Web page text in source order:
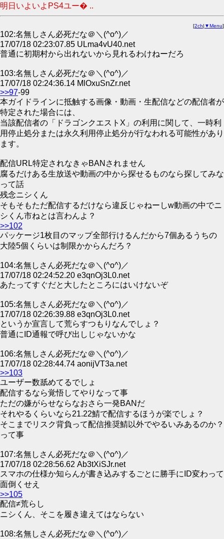
明日いよいよPS4ユー� ..
[2ch| ▼Menu]
102:名無しさん必死だな＠＼(^o^)／
17/07/18 02:23:07.85 ULma4vU40.net
普通に初期村から出れないから見れるわけねーだろ
103:名無しさん必死だな＠＼(^o^)／
17/07/18 02:24:36.14 MlOxuSnZr.net
>>97-99
本ガイドラインに抵触する画像・動画・生配信などの配信者が
特定された場合には、
当該配信者の「ドラゴンクエストX」の利用に関して、一時利
用停止処分または永久利用停止処分が行なわれる可能性があり
ます。
配信URL特定されなきゃBANされません
腐るだけある生放送や動画の中から探せるものなら探してみな
って話
残念ニシくん
そもそもただ配信するだけなら違反じゃねーしw動画の中でニ
シくん市ねとは言わんよ？
>>102
パッケージ1枚目のマップ全部行けるんだから7個あるうちの
大陸5個くらいは制限かからんだろ？
104:名無しさん必死だな＠＼(^o^)／
17/07/18 02:24:52.20 e3qnOj3L0.net
あたってすぐだと大したところにはいけないぞ
105:名無しさん必死だな＠＼(^o^)／
17/07/18 02:26:39.88 e3qnOj3L0.net
というか宣言して荒らすつもりなんでしょ？
普通にID通報で呼び出しじゃないかな
106:名無しさん必死だな＠＼(^o^)／
17/07/18 02:28:44.74 aonijVT3a.net
>>103
ユーザー数舐めてるでしょ
配信するなら覚悟してやりなって事
ただの嫌がらせならなおさら一発BANだ
それやるくらいなら21.22鯖で配信するほうが楽でしょ？
そこまでリスク背負って配信推奨鯖以外でやるいみあるのか？
って事
107:名無しさん必死だな＠＼(^o^)／
17/07/18 02:28:56.62 Ab3tXiSJr.net
スマホの仕様か知らんが書き込みするごとに勝手にID変わって
面倒くせえ
>>105
配信≠荒らし
ニシくん、そこを履き違えてはならない
108:名無しさん必死だな＠＼(^o^)／